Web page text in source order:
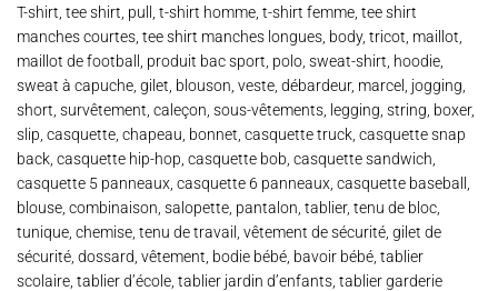
T-shirt, tee shirt, pull, t-shirt homme, t-shirt femme, tee shirt
manches courtes, tee shirt manches longues, body, tricot, maillot,
maillot de football, produit bac sport, polo, sweat-shirt, hoodie,
sweat à capuche, gilet, blouson, veste, débardeur, marcel, jogging,
short, survêtement, caleçon, sous-vêtements, legging, string, boxer,
slip, casquette, chapeau, bonnet, casquette truck, casquette snap
back, casquette hip-hop, casquette bob, casquette sandwich,
casquette 5 panneaux, casquette 6 panneaux, casquette baseball,
blouse, combinaison, salopette, pantalon, tablier, tenu de bloc,
tunique, chemise, tenu de travail, vêtement de sécurité, gilet de
sécurité, dossard, vêtement, bodie bébé, bavoir bébé, tablier
scolaire, tablier d’école, tablier jardin d’enfants, tablier garderie